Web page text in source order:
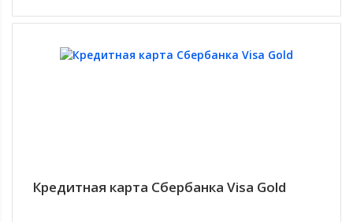
Кредитная карта Сбербанка Visa Gold